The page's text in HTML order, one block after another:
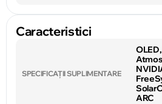
Caracteristici
SPECIFICAȚII SUPLIMENTARE
ARC